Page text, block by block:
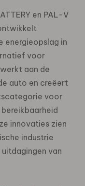
en PAL-V
energieopslag in
voor
aan de
auto en creëert
voor
innovaties zien
industrie
van